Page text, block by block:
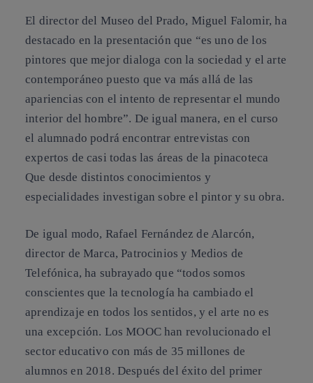
El director del Museo del Prado, Miguel Falomir, ha
destacado en la presentación que “es uno de los
pintores que mejor dialoga con la sociedad y el arte
contemporáneo puesto que va más allá de las
apariencias con el intento de representar el mundo
interior del hombre”. De igual manera, en el curso
el alumnado podrá encontrar entrevistas con
expertos de casi todas las áreas de la pinacoteca
Que desde distintos conocimientos y
especialidades investigan sobre el pintor y su obra.
De igual modo, Rafael Fernández de Alarcón,
director de Marca, Patrocinios y Medios de
Telefónica, ha subrayado que “todos somos
conscientes que la tecnología ha cambiado el
aprendizaje en todos los sentidos, y el arte no es
una excepción. Los MOOC han revolucionado el
sector educativo con más de 35 millones de
alumnos en 2018. Después del éxito del primer